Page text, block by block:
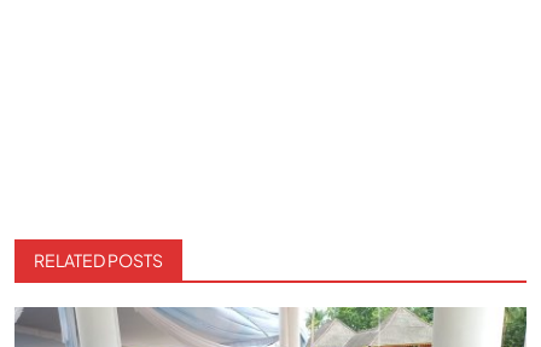
RELATED POSTS